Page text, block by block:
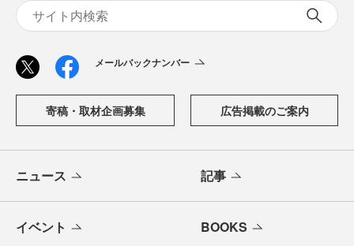
メールバックナンバー
寄稿・取材企画募集 広告掲載のご案内
ニュース 記事
イベント BOOKS